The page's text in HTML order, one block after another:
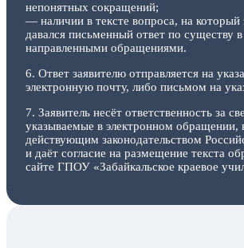
непонятных сокращений;
— наличии в тексте вопроса, на который
давался письменный ответ по существу в
направленными обращениями.
6. Ответ заявителю отправляется на
электронную почту, либо письмом на
7. Заявитель несёт ответственность за
указываемые в электронном обращении,
действующим законодательством
и даёт согласие на размещение текста
сайте ГПОУ «Забайкальское краевое